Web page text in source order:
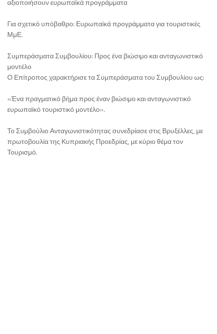
αξιοποιήσουν ευρωπαϊκά προγράμματα
Για σχετικό υπόβαθρο: Ευρωπαϊκά προγράμματα για τουριστικές
ΜμΕ.
Συμπεράσματα Συμβουλίου: Προς ένα βιώσιμο και ανταγωνιστικό
μοντέλο
Ο Επίτροπος χαρακτήρισε τα Συμπεράσματα του Συμβουλίου ως:
«Ένα πραγματικό βήμα προς έναν βιώσιμο και ανταγωνιστικό
ευρωπαϊκό τουριστικό μοντέλο».
Το Συμβούλιο Ανταγωνιστικότητας συνεδρίασε στις Βρυξέλλες, με
πρωτοβουλία της Κυπριακής Προεδρίας, με κύριο θέμα τον
Τουρισμό.